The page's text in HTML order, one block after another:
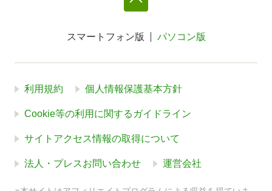
スマートフォン版 パソコン版
利用規約 個人情報保護基本方針
Cookie等の利用に関するガイドライン
サイトアクセス情報の取得について
法人・プレスお問い合わせ 運営会社